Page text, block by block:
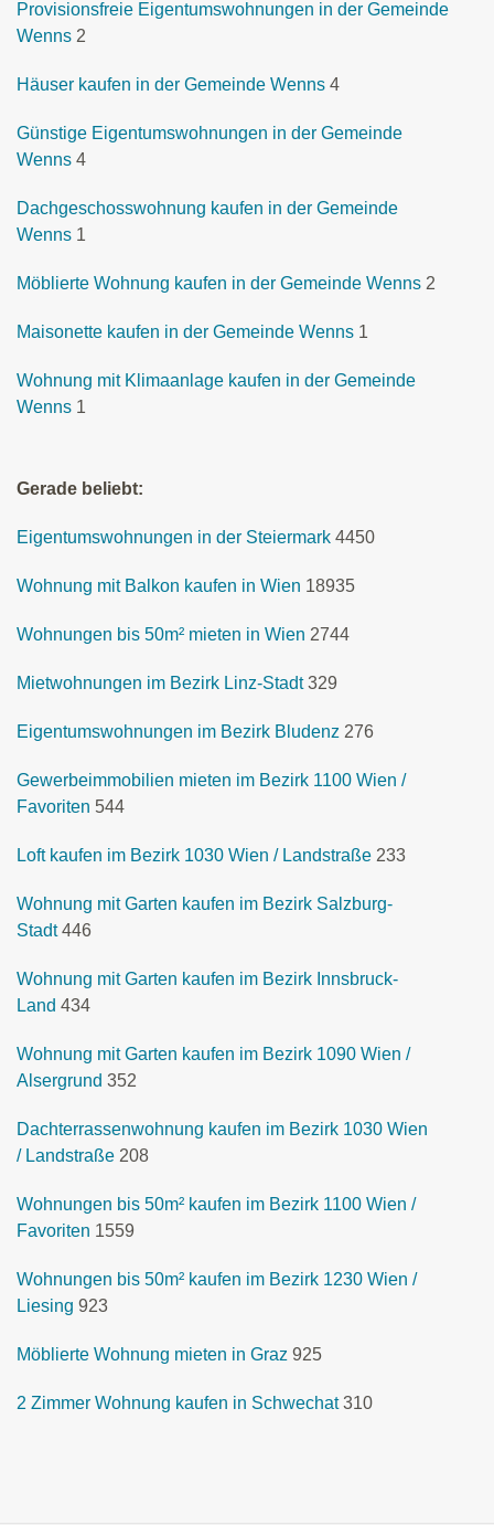
Provisionsfreie Eigentumswohnungen in der Gemeinde
Wenns 2
Häuser kaufen in der Gemeinde Wenns 4
Günstige Eigentumswohnungen in der Gemeinde
Wenns 4
Dachgeschosswohnung kaufen in der Gemeinde
Wenns 1
Möblierte Wohnung kaufen in der Gemeinde Wenns 2
Maisonette kaufen in der Gemeinde Wenns 1
Wohnung mit Klimaanlage kaufen in der Gemeinde
Wenns 1
Gerade beliebt:
Eigentumswohnungen in der Steiermark 4450
Wohnung mit Balkon kaufen in Wien 18935
Wohnungen bis 50m² mieten in Wien 2744
Mietwohnungen im Bezirk Linz-Stadt 329
Eigentumswohnungen im Bezirk Bludenz 276
Gewerbeimmobilien mieten im Bezirk 1100 Wien /
Favoriten 544
Loft kaufen im Bezirk 1030 Wien / Landstraße 233
Wohnung mit Garten kaufen im Bezirk Salzburg-
Stadt 446
Wohnung mit Garten kaufen im Bezirk Innsbruck-
Land 434
Wohnung mit Garten kaufen im Bezirk 1090 Wien /
Alsergrund 352
Dachterrassenwohnung kaufen im Bezirk 1030 Wien
/ Landstraße 208
Wohnungen bis 50m² kaufen im Bezirk 1100 Wien /
Favoriten 1559
Wohnungen bis 50m² kaufen im Bezirk 1230 Wien /
Liesing 923
Möblierte Wohnung mieten in Graz 925
2 Zimmer Wohnung kaufen in Schwechat 310